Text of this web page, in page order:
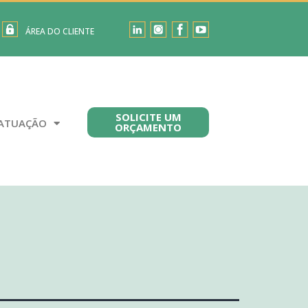
ÁREA DO CLIENTE
SOLICITE UM
ORÇAMENTO